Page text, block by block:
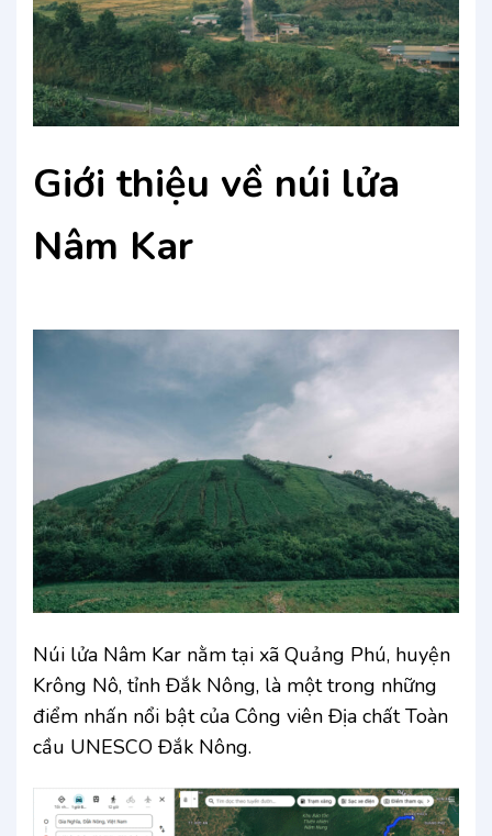
Giới thiệu về núi lửa
Nâm Kar
Núi lửa Nâm Kar nằm tại xã Quảng Phú, huyện
Krông Nô, tỉnh Đắk Nông, là một trong những
điểm nhấn nổi bật của Công viên Địa chất Toàn
cầu UNESCO Đắk Nông.